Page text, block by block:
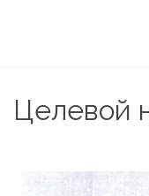
Целевой